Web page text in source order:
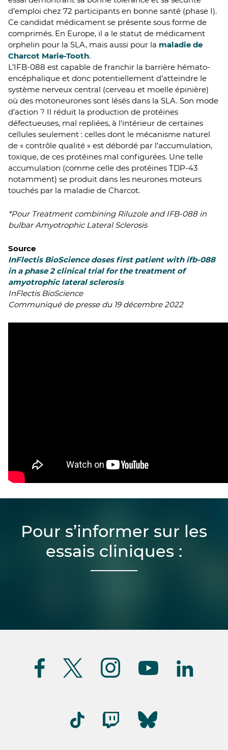
d’emploi chez 72 participants en bonne santé (phase I).
Ce candidat médicament se présente sous forme de
comprimés. En Europe, il a le statut de médicament
orphelin pour la SLA, mais aussi pour la maladie de
Charcot Marie-Tooth.
L’IFB-088 est capable de franchir la barrière hémato-
encéphalique et donc potentiellement d’atteindre le
système nerveux central (cerveau et moelle épinière)
où des motoneurones sont lésés dans la SLA. Son mode
d’action ? Il réduit la production de protéines
défectueuses, mal repliées, à l‘intérieur de certaines
cellules seulement : celles dont le mécanisme naturel
de « contrôle qualité » est débordé par l’accumulation,
toxique, de ces protéines mal configurées. Une telle
accumulation (comme celle des protéines TDP-43
notamment) se produit dans les neurones moteurs
touchés par la maladie de Charcot.
*Pour Treatment combining Riluzole and IFB-088 in
bulbar Amyotrophic Lateral Sclerosis
Source
InFlectis BioScience doses first patient with ifb-088
in a phase 2 clinical trial for the treatment of
amyotrophic lateral sclerosis
InFlectis BioScience
Communiqué de presse du 19 décembre 2022
Pour s’informer sur les
essais cliniques :